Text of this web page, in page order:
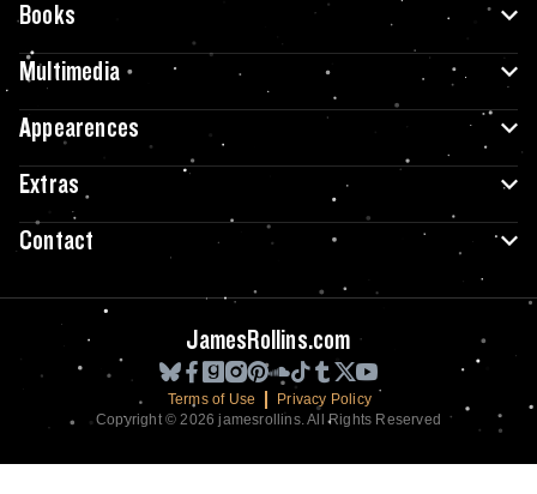
Books
Multimedia
Appearences
Extras
Contact
JamesRollins.com
Terms of Use
Privacy Policy
Copyright © 2026 jamesrollins. All Rights Reserved